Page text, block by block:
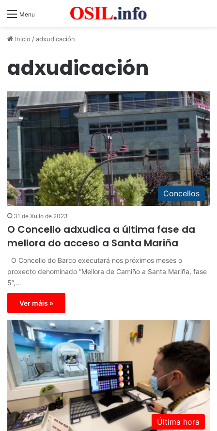
Menu
Inicio /adxudicación
adxudicación
Concellos
31 de Xullo de 2023
O Concello adxudica a última fase da
mellora do acceso a Santa Mariña
O Concello do Barco executará nos próximos meses o
proxecto denominado “Mellora de Camiño a Santa Mariña, fase
5”,…
Ver máis »
Última hora